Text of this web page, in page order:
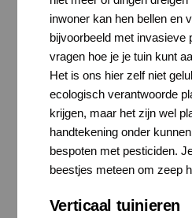
inwoner kan hen bellen en
bijvoorbeeld met invasieve
vragen hoe je je tuin kunt
Het is ons hier zelf niet
ecologisch verantwoorde
krijgen, maar het zijn wel
handtekening onder
bespoten met pesticiden.
beestjes meteen om zeep
Verticaal tuinieren